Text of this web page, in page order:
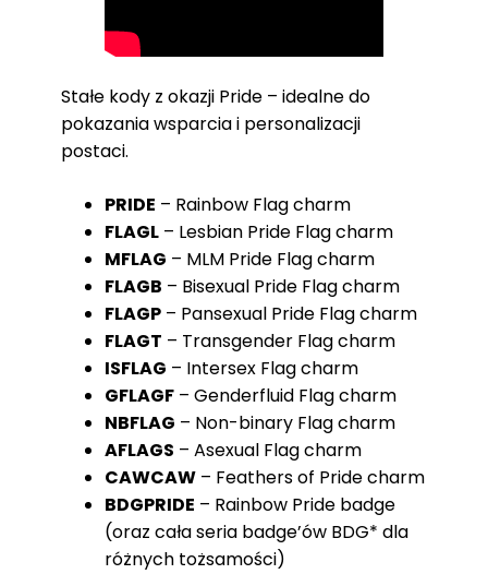
Stałe kody z okazji Pride – idealne do
pokazania wsparcia i personalizacji
postaci.
PRIDE – Rainbow Flag charm
FLAGL – Lesbian Pride Flag charm
MFLAG – MLM Pride Flag charm
FLAGB – Bisexual Pride Flag charm
FLAGP – Pansexual Pride Flag charm
FLAGT – Transgender Flag charm
ISFLAG – Intersex Flag charm
GFLAGF – Genderfluid Flag charm
NBFLAG – Non-binary Flag charm
AFLAGS – Asexual Flag charm
CAWCAW – Feathers of Pride charm
BDGPRIDE – Rainbow Pride badge
(oraz cała seria badge’ów BDG* dla
różnych tożsamości)